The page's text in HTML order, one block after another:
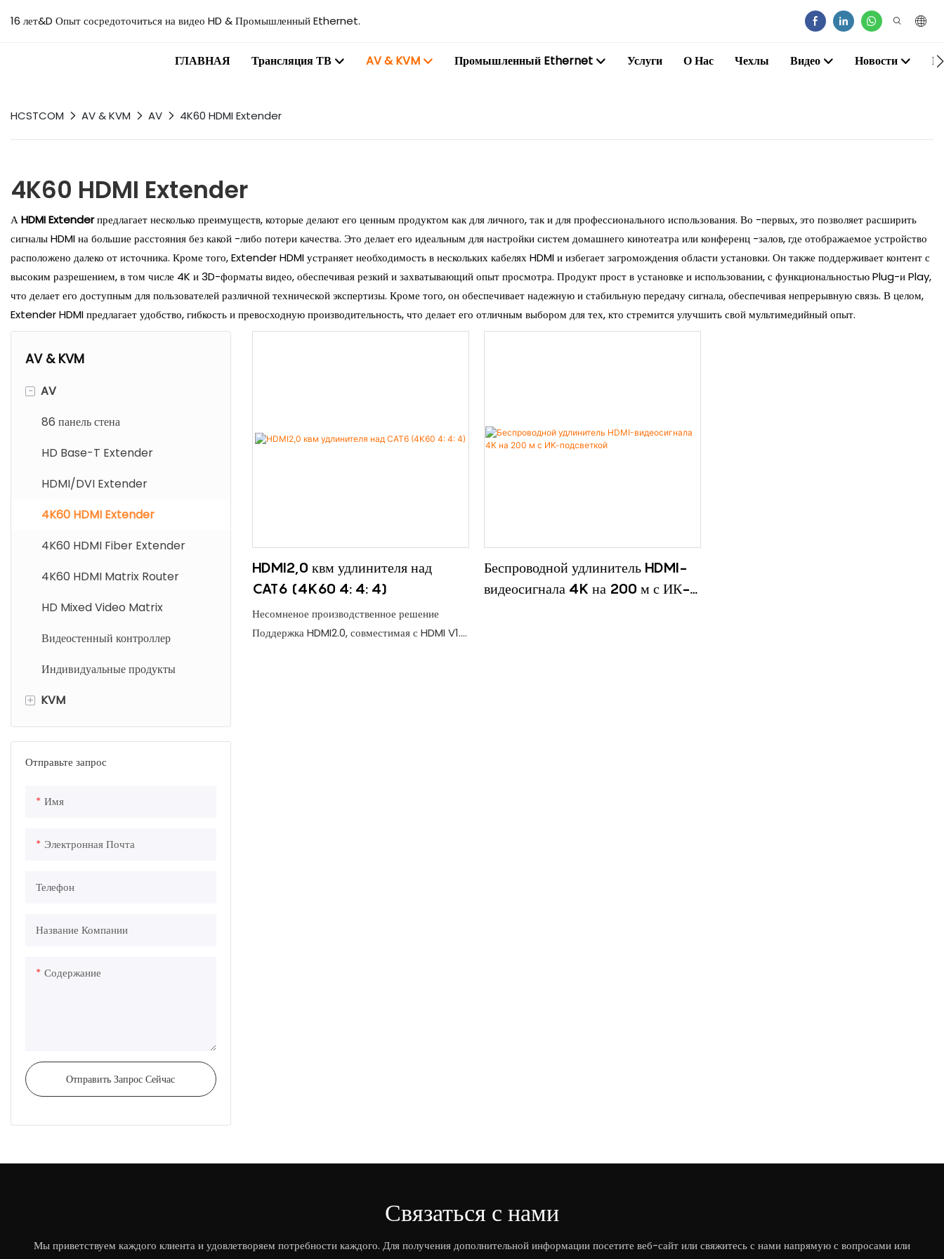
16 лет&D Опыт сосредоточиться на видео HD & Промышленный Ethernet.
ГЛАВНАЯ Трансляция ТВ AV & KVM Промышленный Ethernet Услуги О Нас Чехлы Видео Новости
HCSTCOM AV & KVM AV 4K60 HDMI Extender
4K60 HDMI Extender
АHDMI Extenderпредлагает несколько преимуществ, которые делают его ценным продуктом как для личного, так и для профессионального использования. Во -первых, это позволяет расширить
сигналы HDMI на большие расстояния без какой -либо потери качества. Это делает его идеальным для настройки систем домашнего кинотеатра или конференц -залов, где отображаемое устройство
расположено далеко от источника. Кроме того, Extender HDMI устраняет необходимость в нескольких кабелях HDMI и избегает загромождения области установки. Он также поддерживает контент с
высоким разрешением, в том числе 4K и 3D-форматы видео, обеспечивая резкий и захватывающий опыт просмотра. Продукт прост в установке и использовании, с функциональностью Plug-и Play,
что делает его доступным для пользователей различной технической экспертизы. Кроме того, он обеспечивает надежную и стабильную передачу сигнала, обеспечивая непрерывную связь. В целом,
Extender HDMI предлагает удобство, гибкость и превосходную производительность, что делает его отличным выбором для тех, кто стремится улучшить свой мультимедийный опыт.
AV & KVM
- AV
86 панель стена
HD Base-T Extender
HDMI/DVI Extender
4K60 HDMI Extender
4K60 HDMI Fiber Extender
4K60 HDMI Matrix Router
HD Mixed Video Matrix
Видеостенный контроллер
Индивидуальные продукты
+ KVM
HDMI KVM Extender
DP KVM Extender
KVM Network Matrix
Отправьте запрос
Имя
Электронная Почта
Телефон
Название Компании
Содержание
Отправить Запрос Сейчас
HDMI2,0 квм удлинителя над
CAT6 (4K60 4: 4: 4)
Несомненое производственное решение
Поддержка HDMI2.0, совместимая с HDMI V1.4
Беспроводной удлинитель HDMI-
видеосигнала 4K на 200 м с ИК-
Связаться с нами
Мы приветствуем каждого клиента и удовлетворяем потребности каждого. Для получения дополнительной информации посетите веб-сайт или свяжитесь с нами напрямую с вопросами или